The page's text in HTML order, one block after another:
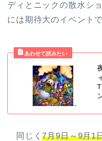
ディとニックの散水シ
には期待大のイベントで
同じく7月9日～9月1